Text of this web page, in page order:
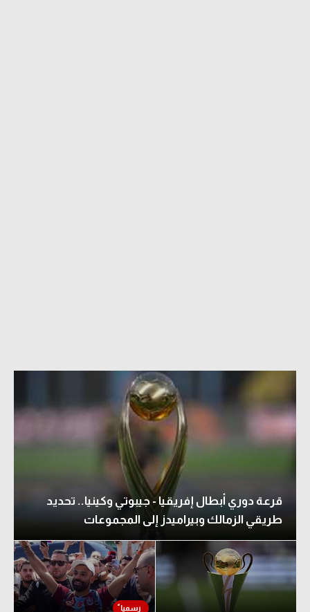
قرعة دوري أبطال إفريقيا - جيبوتي وكينيا.. تحديد
طريقي الزمالك وبيراميدز إلى المجموعات